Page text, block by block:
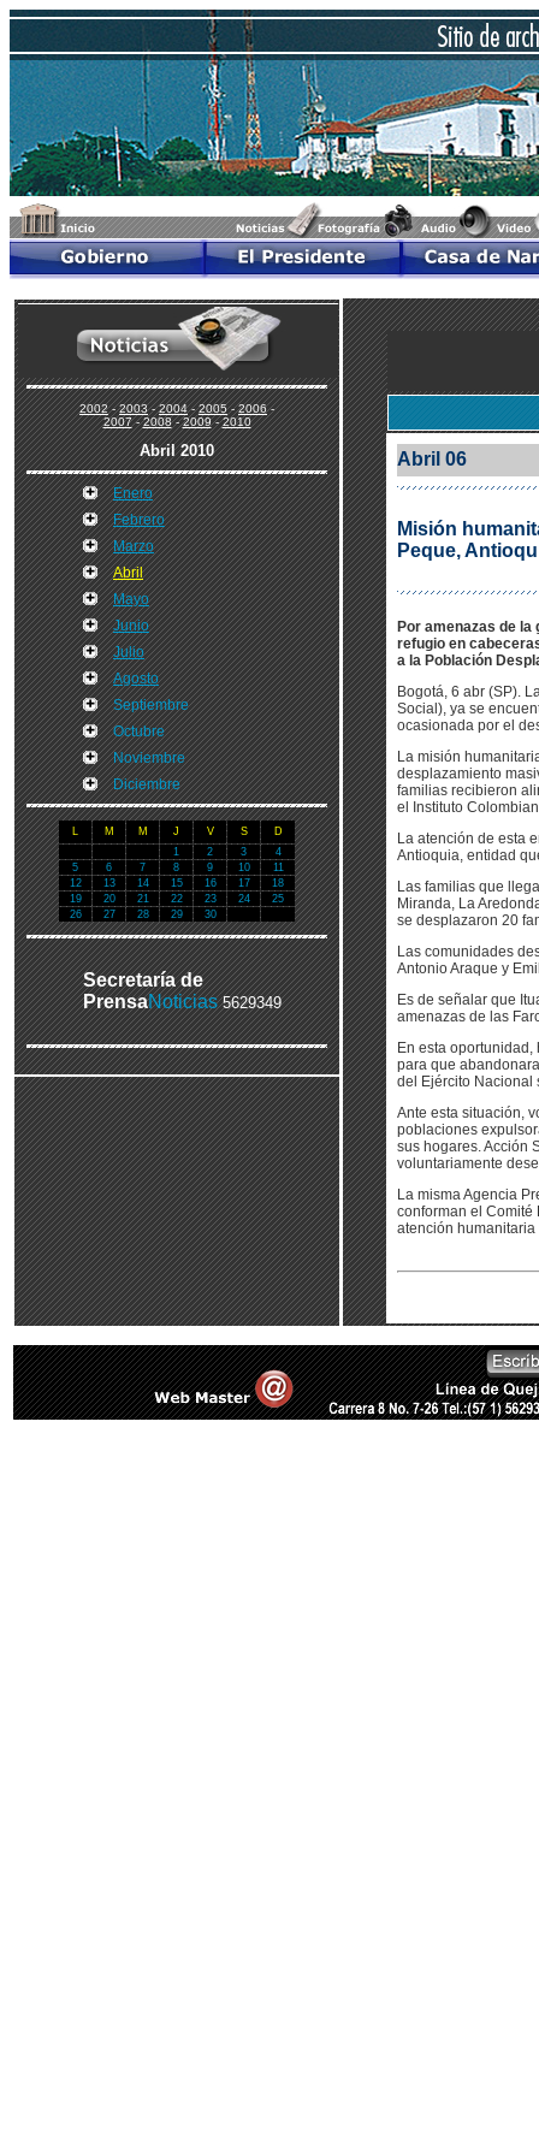
2002-2003-2004-2005-2006-
2007-2008-2009-2010
Abril 2010
Enero
Febrero
Marzo
Abril
Mayo
Junio
Julio
Agosto
Septiembre
Octubre
Noviembre
Diciembre
L M M J V S
D
1
2 3
4
5
6 7 8 9 10
11
12
13 14 15 16 17
18
19
20 21 22 23 24
25
26
27 28 29 30
Secretaría de
PrensaNoticias 5629349
Abril 06
Misión
Peque,
Por amenazas de
refugio en
a la Población
Bogotá, 6 abr (SP).
Social), ya se
ocasionada por el
La misión
desplazamiento
familias recibieron
el Instituto
La atención de esta
Antioquia, entidad
Las familias que
Miranda, La
se desplazaron 20
Las comunidades
Antonio Araque y
Es de señalar que
amenazas de las
En esta
para que
del Ejército Nacional
Ante esta situación,
poblaciones
sus hogares. Acción
voluntariamente
La misma Agencia
conforman el Comité
atención